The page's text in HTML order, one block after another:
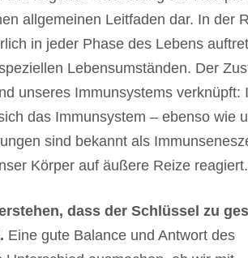
allgemeinen Leitfaden dar. In der
in jeder Phase des Lebens
Lebensumständen. Der
unseres Immunsystems verknüpft:
das Immunsystem – ebenso wie
sind bekannt als
Körper auf äußere Reize reagiert.
dass der Schlüssel zu
Eine gute Balance und Antwort des